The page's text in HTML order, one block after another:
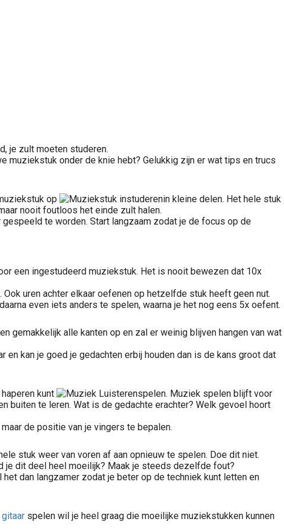
je zult moeten studeren.
muziekstuk onder de knie hebt? Gelukkig zijn er wat tips en trucs
op
in kleine delen. Het hele stuk
nooit foutloos het einde zult halen.
te worden. Start langzaam zodat je de focus op de
een ingestudeerd muziekstuk. Het is nooit bewezen dat 10x
uren achter elkaar oefenen op hetzelfde stuk heeft geen nut.
even iets anders te spelen, waarna je het nog eens 5x oefent.
gemakkelijk alle kanten op en zal er weinig blijven hangen van wat
kan je goed je gedachten erbij houden dan is de kans groot dat
kunt
spelen. Muziek spelen blijft voor
buiten te leren. Wat is de gedachte erachter? Welk gevoel hoort
de positie van je vingers te bepalen.
stuk weer van voren af aan opnieuw te spelen. Doe dit niet.
je dit deel heel moeilijk? Maak je steeds dezelfde fout?
dan langzamer zodat je beter op de techniek kunt letten en
gitaar spelen wil je heel graag die moeilijke muziekstukken kunnen